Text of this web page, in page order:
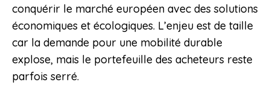
conquérir le marché européen avec des solutions
économiques et écologiques. L’enjeu est de taille
car la demande pour une mobilité durable
explose, mais le portefeuille des acheteurs reste
parfois serré.